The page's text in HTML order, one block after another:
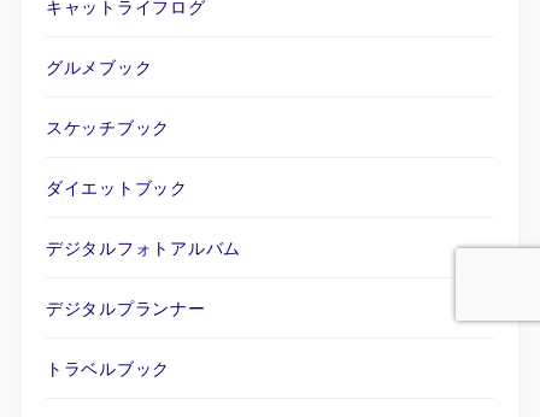
キャットライフログ
グルメブック
スケッチブック
ダイエットブック
デジタルフォトアルバム
デジタルプランナー
トラベルブック